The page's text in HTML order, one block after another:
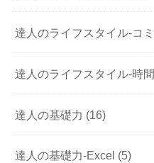
達人のライフスタイル-コ
達人のライフスタイル-時
達人の基礎力 (16)
達人の基礎力-Excel (5)